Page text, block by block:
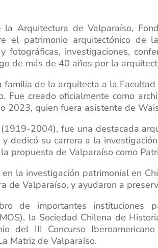
Arquitectura de Valparaíso,
el patrimonio arquitectónico de
fotográficas, investigaciones,
de más de 40 años por la
de la arquitecta a la
Fue creado oficialmente como
2023, quien fuera asistente de
2004), fue una destacada
dedicó su carrera a la
propuesta de Valparaíso como
la investigación patrimonial en
de Valparaíso, y ayudaron a
de importantes instituciones
la Sociedad Chilena de
del III Concurso
Matriz de Valparaíso.